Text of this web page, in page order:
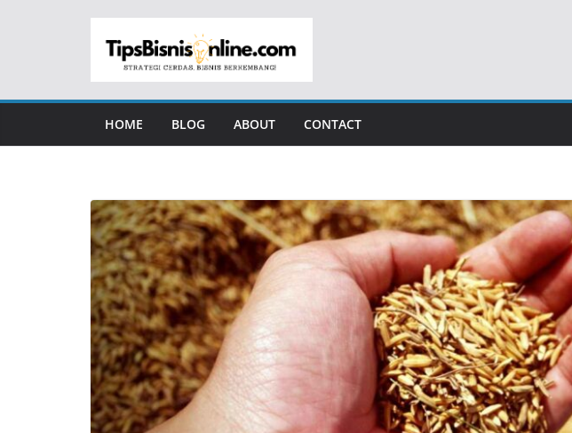
HOME BLOG ABOUT CONTACT